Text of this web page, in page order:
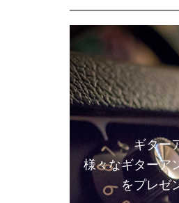
ギター
様々なギターア
をプレゼ